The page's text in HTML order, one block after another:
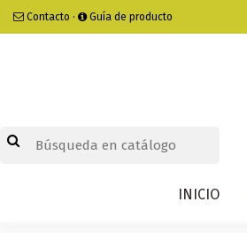
Contacto · Guía de producto
INICIO